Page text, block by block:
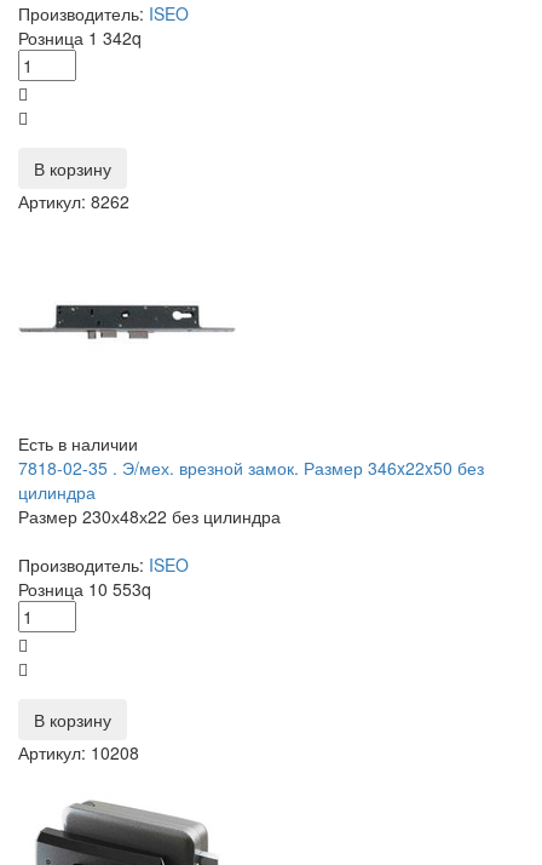
Производитель: ISEO
Розница 1 342q
В корзину
Артикул: 8262
Есть в наличии
7818-02-35 . Э/мех. врезной замок. Размер 346x22x50 без
цилиндра
Размер 230х48х22 без цилиндра
Производитель: ISEO
Розница 10 553q
В корзину
Артикул: 10208